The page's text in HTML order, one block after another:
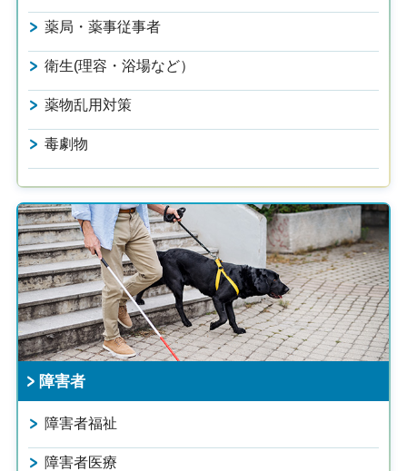
薬局・薬事従事者
衛生(理容・浴場など）
薬物乱用対策
毒劇物
障害者
障害者福祉
障害者医療